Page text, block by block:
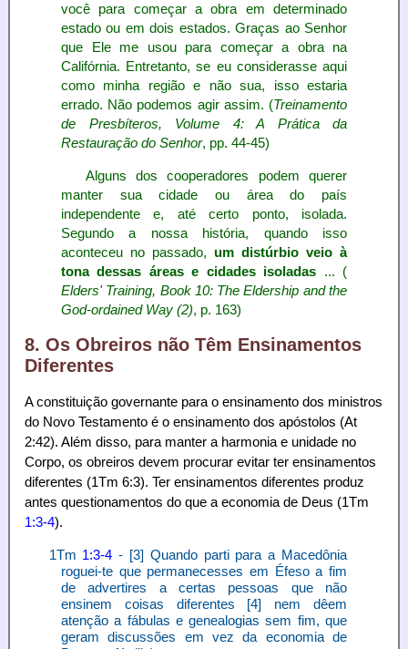
você para começar a obra em determinado
estado ou em dois estados. Graças ao Senhor
que Ele me usou para começar a obra na
Califórnia. Entretanto, se eu considerasse aqui
como minha região e não sua, isso estaria
errado. Não podemos agir assim. (Treinamento
de Presbíteros, Volume 4: A Prática da
Restauração do Senhor, pp. 44-45)
Alguns dos cooperadores podem querer
manter sua cidade ou área do país
independente e, até certo ponto, isolada.
Segundo a nossa história, quando isso
aconteceu no passado, um distúrbio veio à
tona dessas áreas e cidades isoladas ... (
Elders' Training, Book 10: The Eldership and the
God-ordained Way (2), p. 163)
8. Os Obreiros não Têm Ensinamentos
Diferentes
A constituição governante para o ensinamento dos ministros
do Novo Testamento é o ensinamento dos apóstolos (At
2:42). Além disso, para manter a harmonia e unidade no
Corpo, os obreiros devem procurar evitar ter ensinamentos
diferentes (1Tm 6:3). Ter ensinamentos diferentes produz
antes questionamentos do que a economia de Deus (1Tm
1:3-4).
1Tm 1:3-4 - [3] Quando parti para a Macedônia
roguei-te que permanecesses em Éfeso a fim
de advertires a certas pessoas que não
ensinem coisas diferentes [4] nem dêem
atenção a fábulas e genealogias sem fim, que
geram discussões em vez da economia de